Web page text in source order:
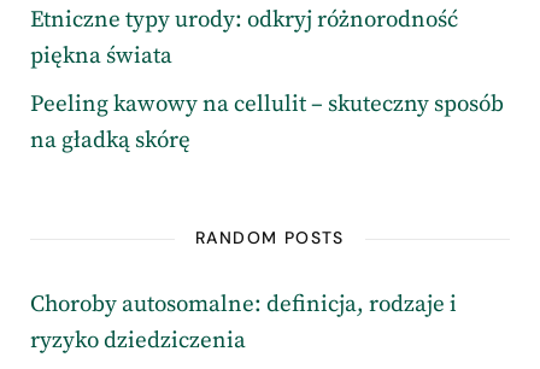
Etniczne typy urody: odkryj różnorodność
piękna świata
Peeling kawowy na cellulit – skuteczny sposób
na gładką skórę
RANDOM POSTS
Choroby autosomalne: definicja, rodzaje i
ryzyko dziedziczenia